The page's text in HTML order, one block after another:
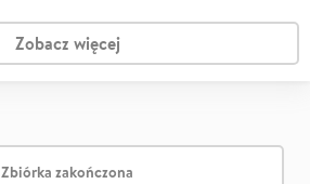
Zobacz więcej
Zbiórka zakończona